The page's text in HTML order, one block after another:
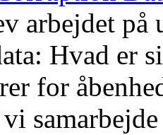
arbejdet
Hvad er
for
vi